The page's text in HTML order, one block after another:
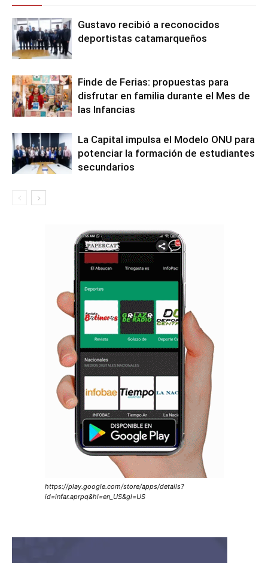
Gustavo recibió a reconocidos
deportistas catamarqueños
Finde de Ferias: propuestas para
disfrutar en familia durante el Mes de
las Infancias
La Capital impulsa el Modelo ONU para
potenciar la formación de estudiantes
secundarios
https://play.google.com/store/apps/details?
id=infar.aprpq&hl=en_US&gl=US